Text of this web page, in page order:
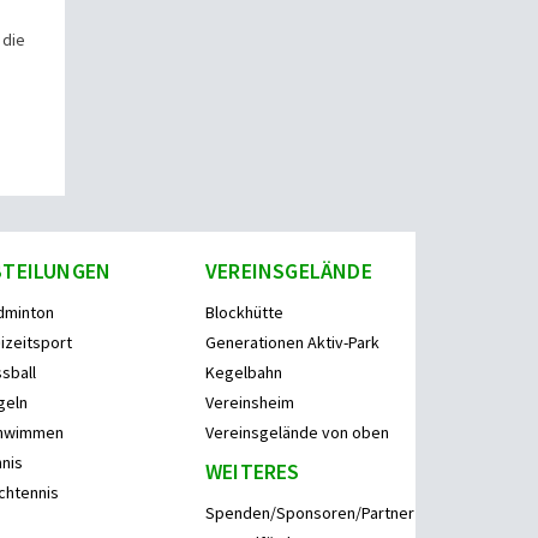
VEREINSGELÄNDE
Blockhütte
Generationen Aktiv-Park
Kegelbahn
Vereinsheim
Vereinsgelände von oben
WEITERES
Spenden/Sponsoren/Partner